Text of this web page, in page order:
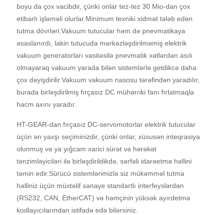
boyu da çox vacibdir, çünki onlar tez-tez 30 Mio-dan çox
etibarlı işləməli olurlar.Minimum texniki xidmət tələb edən
tutma dövrləri.Vakuum tutucular həm də pnevmatikaya
əsaslanırdı, lakin tutucuda mərkəzləşdirilməmiş elektrik
vakuum generatorları vasitəsilə pnevmatik xətlərdən asılı
olmayaraq vakuum yarada bilən sistemlərlə getdikcə daha
çox dəyişdirilir.Vakuum vakuum nasosu tərəfindən yaradılır,
burada birləşdirilmiş fırçasız DC mühərriki fanı fırlatmaqla
həcm axını yaradır.
HT-GEAR-dan fırçasız DC-servomotorlar elektrik tutucular
üçün ən yaxşı seçiminizdir, çünki onlar, xüsusən inteqrasiya
olunmuş və ya yığcam xarici sürət və hərəkət
tənzimləyiciləri ilə birləşdirildikdə, sərfəli idarəetmə həllini
təmin edir.Sürücü sistemlərimizlə siz mükəmməl tutma
həlliniz üçün müxtəlif sənaye standartlı interfeyslərdən
(RS232, CAN, EtherCAT) və həmçinin yüksək ayırdetmə
kodlayıcılarından istifadə edə bilərsiniz.